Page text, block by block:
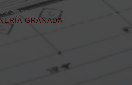
de agua en minutos
GRANADA